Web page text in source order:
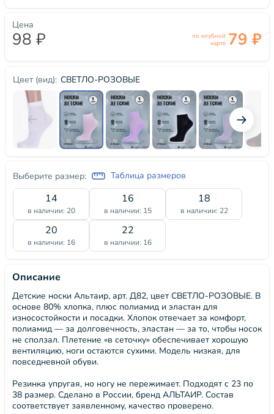
Цвет (вид): СВЕТЛО-РОЗОВЫЕ
Выберите размер: Таблица размеров
14
в наличии: 20
16
в наличии: 15
18
в наличии: 22
20
в наличии: 16
22
в наличии: 16
Цена
98 ₽
по клубной
карте 79 ₽
Описание
Детские носки Альтаир, арт. Д82, цвет СВЕТЛО-РОЗОВЫЕ. В
основе 80% хлопка, плюс полиамид и эластан для
износостойкости и посадки. Хлопок отвечает за комфорт,
полиамид — за долговечность, эластан — за то, чтобы носок
не сползал. Плетение «в сеточку» обеспечивает хорошую
вентиляцию, ноги остаются сухими. Модель низкая, для
повседневной обуви.
Резинка упругая, но ногу не пережимает. Подходят с 23 по
38 размер. Сделано в России, бренд АЛЬТАИР. Состав
соответствует заявленному, качество проверено.